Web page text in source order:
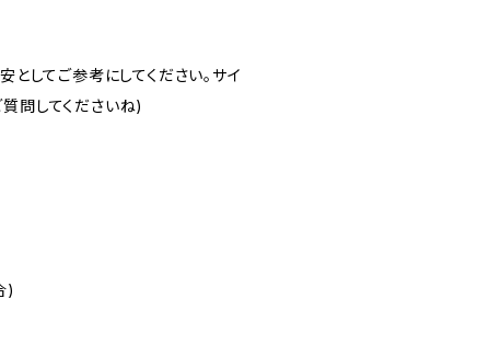
としてご参考にしてください。サイ
問してくださいね)
)